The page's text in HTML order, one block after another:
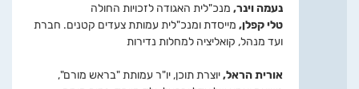
נעמה וינר, מנכ"לית האגודה לזכויות החולה
טלי קפלן, מייסדת ומנכ"לית עמותת צעדים קטנים. חברת
ועד מנהל, קואליציה למחלות נדירות
אורית הראל,יוצרת תוכן, יו"ר עמותת "בראש מורם",